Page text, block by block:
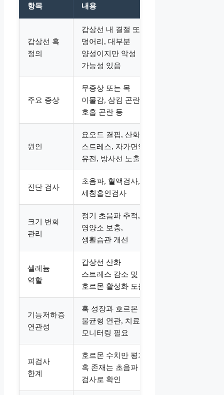
항목 내용
갑상선 혹
정의
갑상선 내 결절 또는
덩어리, 대부분
양성이지만 악성
가능성 있음
주요 증상
무증상 또는 목
이물감, 삼킴 곤란,
호흡 곤란 등
원인
요오드 결핍, 산화
스트레스, 자가면역,
유전, 방사선 노출 등
진단 검사
초음파, 혈액검사,
세침흡인검사
크기 변화
관리
정기 초음파 추적,
영양소 보충,
생활습관 개선
셀레늄
역할
갑상선 산화
스트레스 감소 및
호르몬 활성화 도움
기능저하증
연관성
혹 성장과 호르몬
불균형 연관, 치료와
모니터링 필요
피검사
한계
호르몬 수치만 평가,
혹 존재는 초음파
검사로 확인